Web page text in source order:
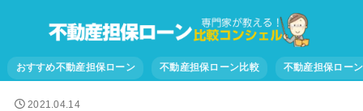
おすすめ不動産担保ローン 不動産担保ローン比較 不動産担保ロー
2021.04.14